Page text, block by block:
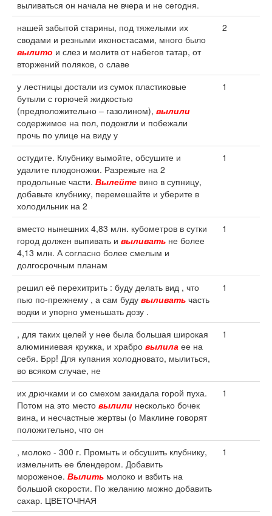
выливаться он начала не вчера и не сегодня.
нашей забытой старины, под тяжелыми их
сводами и резными иконостасами, много было
вылито и слез и молитв от набегов татар, от
вторжений поляков, о славе
2
у лестницы достали из сумок пластиковые
бутыли с горючей жидкостью
(предположительно – газолином), вылили
содержимое на пол, подожгли и побежали
прочь по улице на виду у
1
остудите. Клубнику вымойте, обсушите и
удалите плодоножки. Разрежьте на 2
продольные части. Вылейте вино в супницу,
добавьте клубнику, перемешайте и уберите в
холодильник на 2
1
вместо нынешних 4,83 млн. кубометров в сутки
город должен выпивать и выливать не более
4,13 млн. А согласно более смелым и
долгосрочным планам
1
решил её перехитрить : буду делать вид , что
пью по-прежнему , а сам буду выливать часть
водки и упорно уменьшать дозу .
1
, для таких целей у нее была большая широкая
алюминиевая кружка, и храбро вылила ее на
себя. Брр! Для купания холодновато, мылиться,
во всяком случае, не
1
их дрючками и со смехом закидала горой пуха.
Потом на это место вылили несколько бочек
вина, и несчастные жертвы (о Маклине говорят
положительно, что он
1
, молоко - 300 г. Промыть и обсушить клубнику,
измельчить ее блендером. Добавить
мороженое. Вылить молоко и взбить на
большой скорости. По желанию можно добавить
сахар. ЦВЕТОЧНАЯ
1